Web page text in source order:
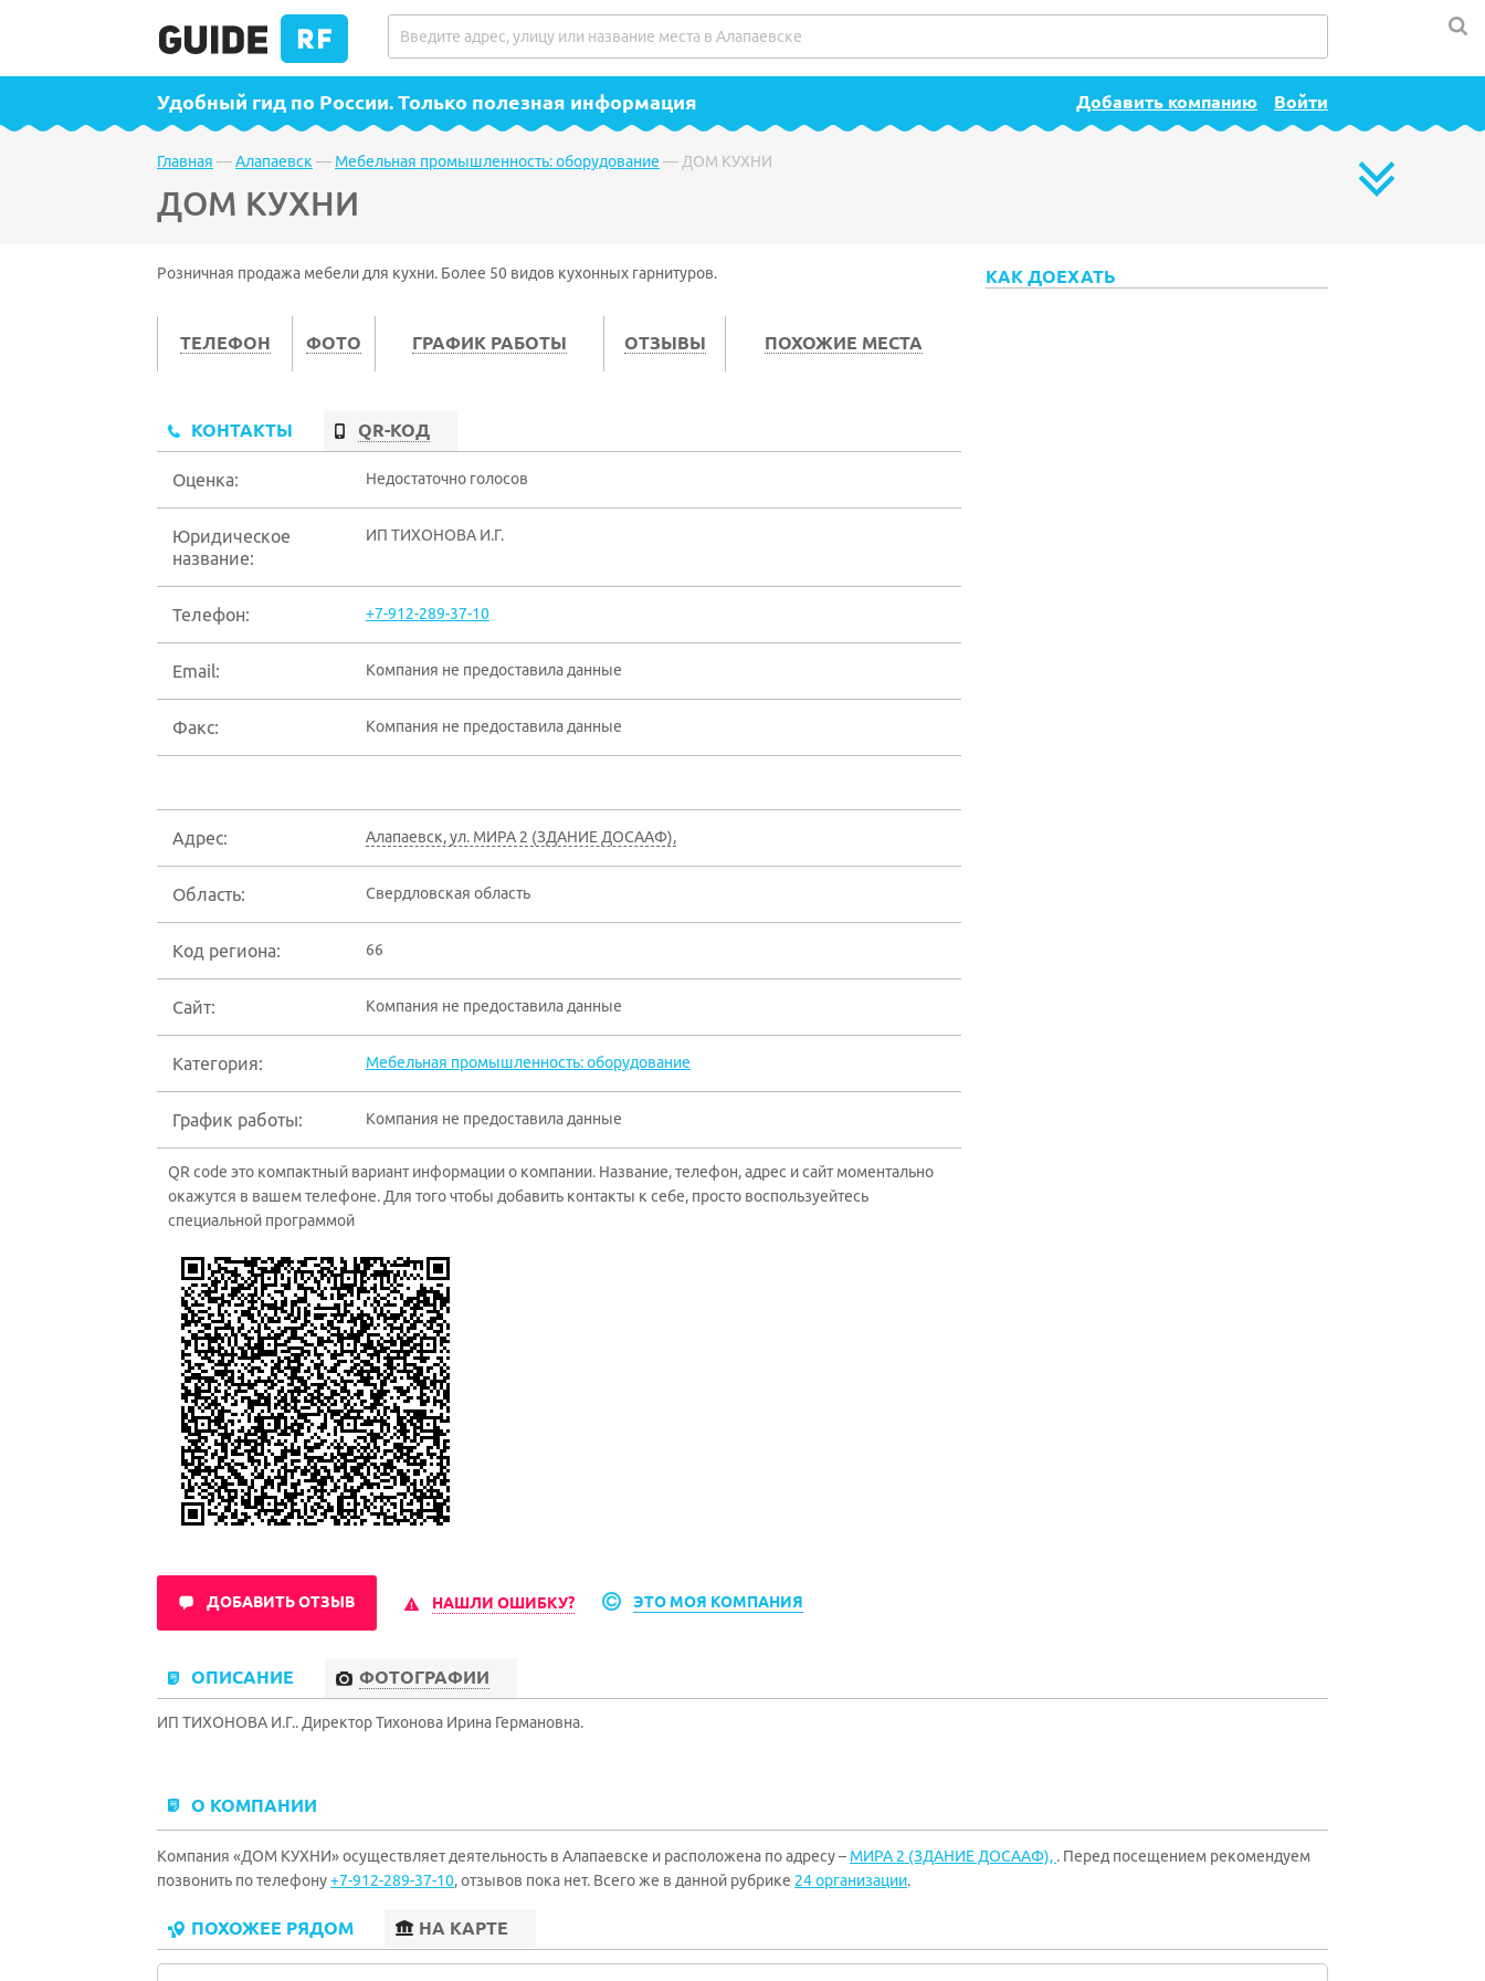
Войти
Добавить компанию
Удобный гид по России. Только полезная информация
Главная —Алапаевск — Мебельная промышленность: оборудование — ДОМ КУХНИ
ДОМ КУХНИ
КАК ДОЕХАТЬ
Розничная продажа мебели для кухни. Более 50 видов кухонных гарнитуров.
ТЕЛЕФОН ФОТО ГРАФИК РАБОТЫ ОТЗЫВЫ ПОХОЖИЕ МЕСТА
КОНТАКТЫ QR-КОД
Оценка: Недостаточно голосов
Юридическое
название:
ИП ТИХОНОВА И.Г.
Телефон: +7-912-289-37-10
Email: Компания не предоставила данные
Факс: Компания не предоставила данные
Адрес: Алапаевск,ул. МИРА 2 (ЗДАНИЕ ДОСААФ),
Область: Свердловская область
Код региона: 66
Сайт: Компания не предоставила данные
Категория: Мебельная промышленность: оборудование
График работы: Компания не предоставила данные
QR code это компактный вариант информации о компании. Название, телефон, адрес и сайт моментально
окажутся в вашем телефоне. Для того чтобы добавить контакты к себе, просто воспользуейтесь
специальной программой
ДОБАВИТЬ ОТЗЫВ НАШЛИ ОШИБКУ? ЭТО МОЯ КОМПАНИЯ
ОПИСАНИЕ ФОТОГРАФИИ
ИП ТИХОНОВА И.Г.. Директор Тихонова Ирина Германовна.
О КОМПАНИИ
Компания «ДОМ КУХНИ» осуществляет деятельность в Алапаевске и расположена по адресу – МИРА 2 (ЗДАНИЕ ДОСААФ), . Перед посещением рекомендуем
позвонить по телефону+7-912-289-37-10, отзывов пока нет. Всего же в данной рубрике 24 организации.
ПОХОЖЕЕ РЯДОМ НА КАРТЕ